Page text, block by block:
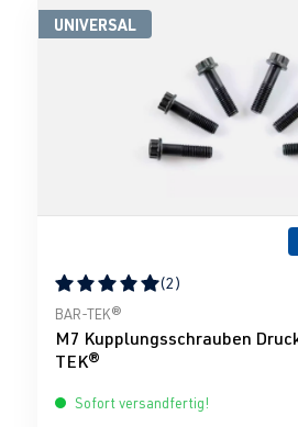
UNIVERSAL
Durchschnittliche Bewertung
(2)
BAR-TEK®
M7 Kupplungsschrauben
TEK®
Sofort versandfertig!